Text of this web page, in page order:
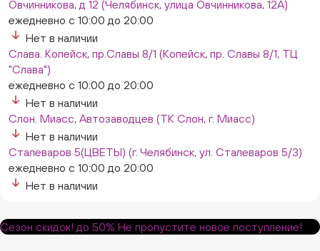
Овчинникова, д 12 (Челябинск, улица Овчинникова, 12А)
ежедневно с 10:00 до 20:00
Нет в наличии
Слава. Копейск, пр.Славы 8/1 (Копейск, пр. Славы 8/1, ТЦ
"Слава")
ежедневно с 10:00 до 20:00
Нет в наличии
Слон. Миасс, Автозаводцев (ТК Слон, г. Миасс)
Нет в наличии
Сталеваров 5(ЦВЕТЫ) (г. Челябинск, ул. Сталеваров 5/3)
ежедневно с 10:00 до 20:00
Нет в наличии
Сезон скидок! до 50% Не пропустите новое поступление!